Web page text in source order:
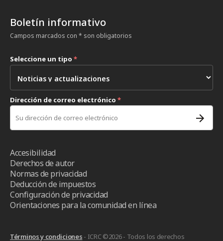
Boletín informativo
Campos marcados con * son obligatorios
Seleccione un tipo *
Dirección de correo electrónico *
Accesibilidad
Derechos de autor
Normas de privacidad
Deducción de impuestos
Configuración de privacidad
Orientaciones para la comunidad en línea
Términos y condiciones - ICRC ©2026 - Todos los derechos